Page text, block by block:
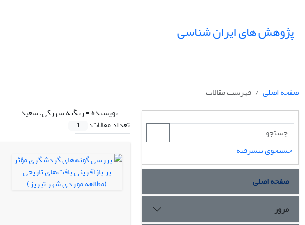
پژوهش های ایران شناسی
صفحه اصلی
فهرست مقالات
نویسنده =زنگنه شهرکی، سعید
تعداد مقالات:
1
جستجوی پیشرفته
صفحه اصلی
مرور